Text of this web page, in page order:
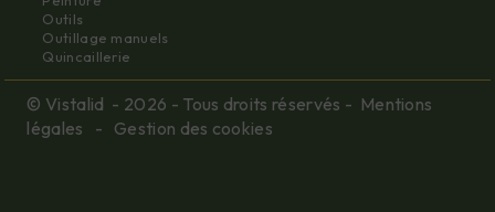
Outils
Outillage manuels
Quincaillerie
© Vistalid - 2026 - Tous droits réservés - Mentions
légales
- Gestion des cookies